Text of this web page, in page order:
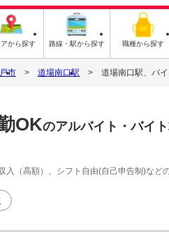
から探す 路線・駅から探す 職種から探す
市 道場南口駅 道場南口駅、バ
OKのアルバイト・バイ
（高額）、シフト自由(自己申告制)など